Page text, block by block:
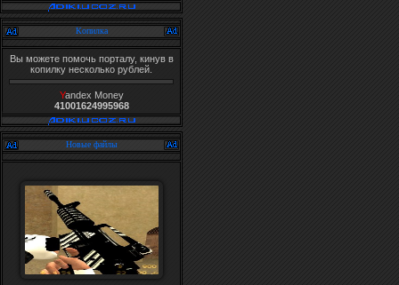
Копилка
Вы можете помочь порталу, кинув в
копилку несколько рублей.
Yandex Money
41001624995968
Новые файлы